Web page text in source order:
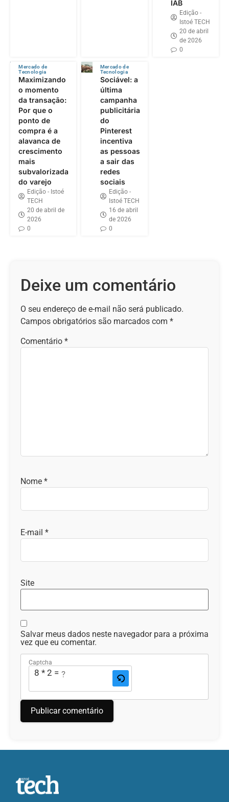
IAB
Edição -
Istoé TECH
20 de abril
de 2026
0
Mercado de
Tecnologia
Maximizando
o momento
da transação:
Por que o
ponto de
compra é a
alavanca de
crescimento
mais
subvalorizada
do varejo
Edição - Istoé
TECH
20 de abril de
2026
0
Mercado de
Tecnologia
Sociável: a
última
campanha
publicitária
do
Pinterest
incentiva
as pessoas
a sair das
redes
sociais
Edição -
Istoé TECH
16 de abril
de 2026
0
Deixe um comentário
O seu endereço de e-mail não será publicado.
Campos obrigatórios são marcados com *
Comentário *
Nome *
E-mail *
Site
Salvar meus dados neste navegador para a próxima
vez que eu comentar.
Captcha
8 * 2 = ?